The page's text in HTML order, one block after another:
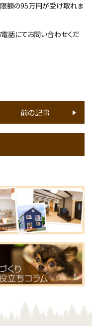
額の95万円が受け取れま
電話にてお問い合わせくだ
前の記事